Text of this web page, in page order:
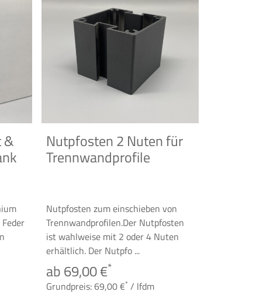
& Nutpfosten 2 Nuten für
Trennwandprofile
Nutpfosten zum einschieben von
Trennwandprofilen.Der Nutpfosten
ist wahlweise mit 2 oder 4 Nuten
erhältlich. Der Nutpfo ...
ab 69,00 €*
Grundpreis: 69,00 €* / lfdm